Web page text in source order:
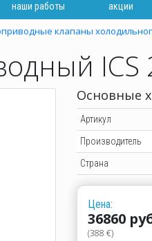
наши работы акции
клапаны
ICS
Основные
Артикул
Производитель
Страна
Цена:
36860
(388 €)